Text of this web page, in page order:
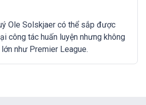
Ole Solskjaer có thể sắp được
công tác huấn luyện nhưng không
như Premier League.